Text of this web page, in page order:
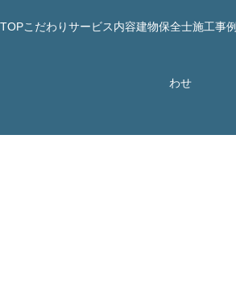
TOPこだわりサービス内容建物保全士施工事例
わせ